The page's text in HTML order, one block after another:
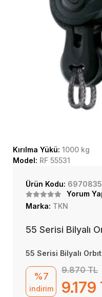
Kırılma Yükü: 1000 kg
Model: RF 55531
Ürün Kodu: 6970835
Yorum
Marka: TKN
55 Serisi Bilyalı
55 Serisi Bilyalı
%7
indirim
9.870 TL
9.179